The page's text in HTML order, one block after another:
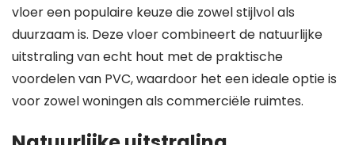
vloer een populaire keuze die zowel stijlvol als
duurzaam is. Deze vloer combineert de natuurlijke
uitstraling van echt hout met de praktische
voordelen van PVC, waardoor het een ideale optie is
voor zowel woningen als commerciële ruimtes.